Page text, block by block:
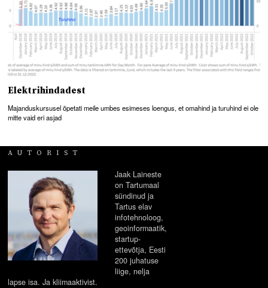
Elektrihindadest
Majanduskursusel õpetati meile umbes esimeses loengus, et omahind ja turuhind ei ole
mitte vaid eri asjad
AUTORIST
Jaak Laineste
on Tartumaal
sündinud ja
Tartus elav
infotehnoloog,
geoinformaatik,
startup-
ettevõtja, Eesti
200 juhatuse
liige, nelja
lapse isa. Ja kliimaaktivist.